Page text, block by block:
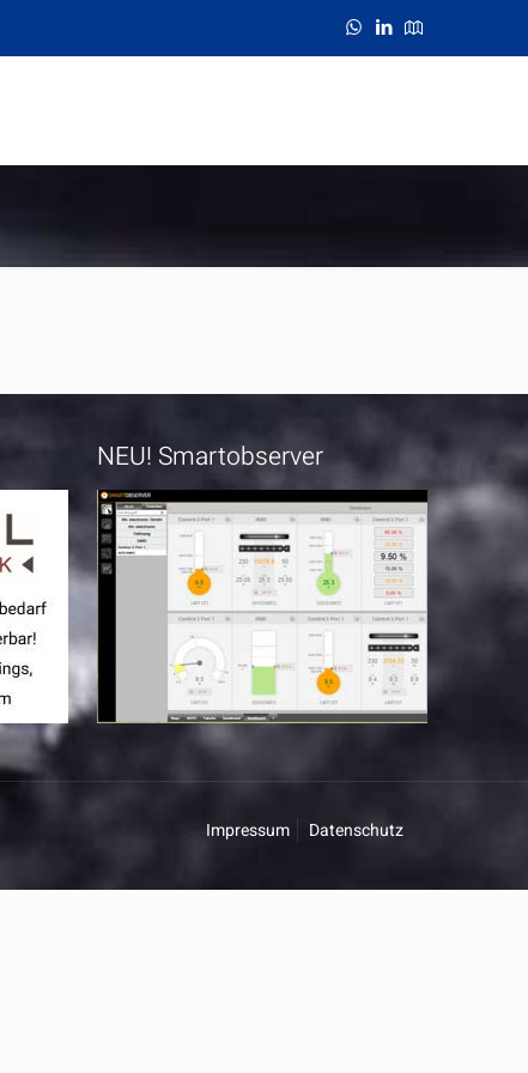
NEU! Smartobserver
Impressum Datenschutz